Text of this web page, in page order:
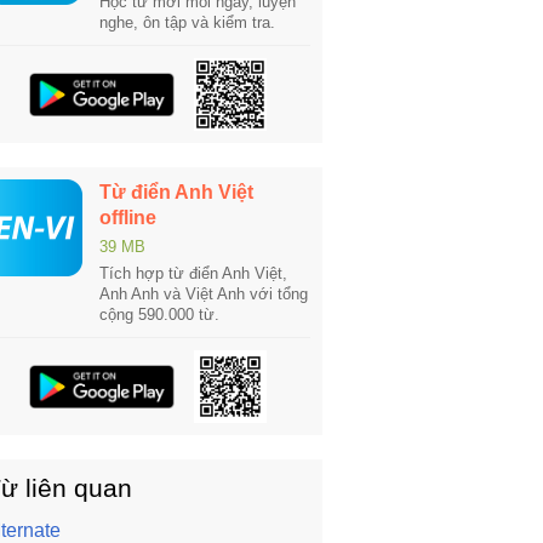
nghe, ôn tập và kiểm tra.
Từ điển Anh Việt
offline
39 MB
Tích hợp từ điển Anh Việt,
Anh Anh và Việt Anh với tổng
cộng 590.000 từ.
liên quan